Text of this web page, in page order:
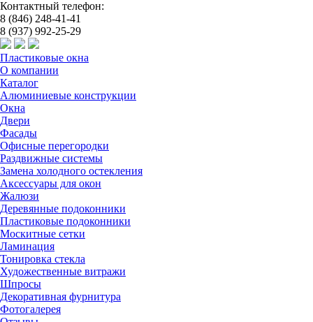
Контактный телефон:
8 (846) 248-41-41
8 (937) 992-25-29
Пластиковые окна
О компании
Каталог
Алюминиевые конструкции
Окна
Двери
Фасады
Офисные перегородки
Раздвижные системы
Замена холодного остекления
Аксессуары для окон
Жалюзи
Деревянные подоконники
Пластиковые подоконники
Москитные сетки
Ламинация
Тонировка стекла
Художественные витражи
Шпросы
Декоративная фурнитура
Фотогалерея